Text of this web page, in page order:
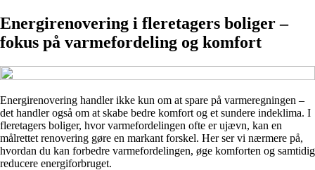
Energirenovering i fleretagers boliger –
fokus på varmefordeling og komfort
Energirenovering handler ikke kun om at spare på varmeregningen –
det handler også om at skabe bedre komfort og et sundere indeklima. I
fleretagers boliger, hvor varmefordelingen ofte er ujævn, kan en
målrettet renovering gøre en markant forskel. Her ser vi nærmere på,
hvordan du kan forbedre varmefordelingen, øge komforten og samtidig
reducere energiforbruget.